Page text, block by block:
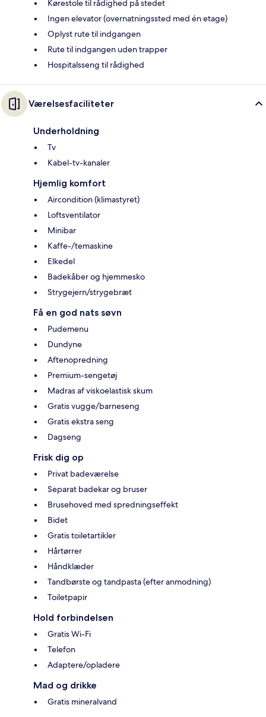
Kørestole til rådighed på stedet
Ingen elevator (overnatningssted med én etage)
Oplyst rute til indgangen
Rute til indgangen uden trapper
Hospitalsseng til rådighed
Værelsesfaciliteter
Underholdning
Tv
Kabel-tv-kanaler
Hjemlig komfort
Aircondition (klimastyret)
Loftsventilator
Minibar
Kaffe-/temaskine
Elkedel
Badekåber og hjemmesko
Strygejern/strygebræt
Få en god nats søvn
Pudemenu
Dundyne
Aftenopredning
Premium-sengetøj
Madras af viskoelastisk skum
Gratis vugge/barneseng
Gratis ekstra seng
Dagseng
Frisk dig op
Privat badeværelse
Separat badekar og bruser
Brusehoved med spredningseffekt
Bidet
Gratis toiletartikler
Hårtørrer
Håndklæder
Tandbørste og tandpasta (efter anmodning)
Toiletpapir
Hold forbindelsen
Gratis Wi-Fi
Telefon
Adaptere/opladere
Mad og drikke
Gratis mineralvand